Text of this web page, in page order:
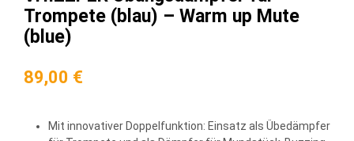
Trompete (blau) – Warm up Mute
(blue)
89,00 €
Mit innovativer Doppelfunktion: Einsatz als Übedämpfer